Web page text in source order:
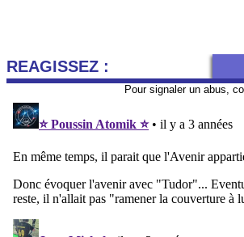
REAGISSEZ :
Pour signaler un abus,